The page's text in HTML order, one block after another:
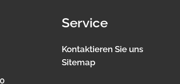
Service
Kontaktieren Sie uns
Sitemap